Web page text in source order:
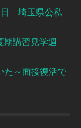
日 埼玉県公私
期講習見学週
た～面接復活で